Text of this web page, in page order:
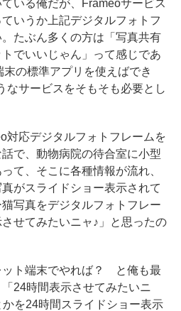
いる俺だが、Frameoサービス
いうか上記デジタルフォトフ
たぶん多くの方は「写真共有
でいいじゃん」って感じであ
の標準アプリを使えばでき
なサービスをそもそも必要とし
応デジタルフォトフレームを
で、動物病院の待合室に小型
て、そこに各種情報が流れ、
がスライドショー表示されて
写真をデジタルフォトフレー
せてみたいニャ♪」と思ったの
ト端末でやれば？ と俺も最
24時間表示させてみたいニ
を24時間スライドショー表示